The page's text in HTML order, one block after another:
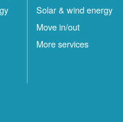
Solar & wind energy
Move in/out
More services